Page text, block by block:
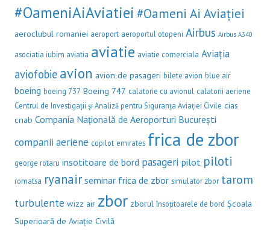
#OameniAiAviatiei #Oameni Ai Aviației
aeroclubul romaniei aeroport aeroportul otopeni Airbus Airbus A340
asociatia iubim aviatia aviatie aviatie comerciala Aviația
aviofobie avion avion de pasageri bilete avion blue air
boeing boeing 737 Boeing 747 calatorie cu avionul calatorii aeriene
Centrul de Investigații și Analiză pentru Siguranța Aviației Civile cias
cnab Compania Națională de Aeroporturi București
companii aeriene copilot emirates frica de zbor
george rotaru insotitoare de bord pasageri pilot piloti
romatsa ryanair seminar frica de zbor simulator zbor tarom
turbulente wizz air zbor zborul însoțitoarele de bord Școala
Superioară de Aviație Civilă